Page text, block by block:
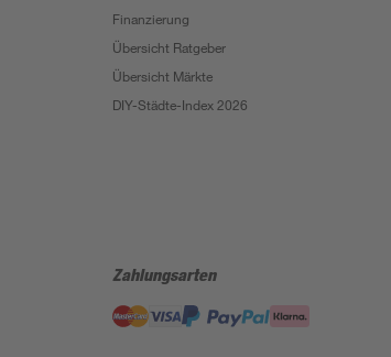
Finanzierung
Übersicht Ratgeber
Übersicht Märkte
DIY-Städte-Index 2026
Zahlungsarten